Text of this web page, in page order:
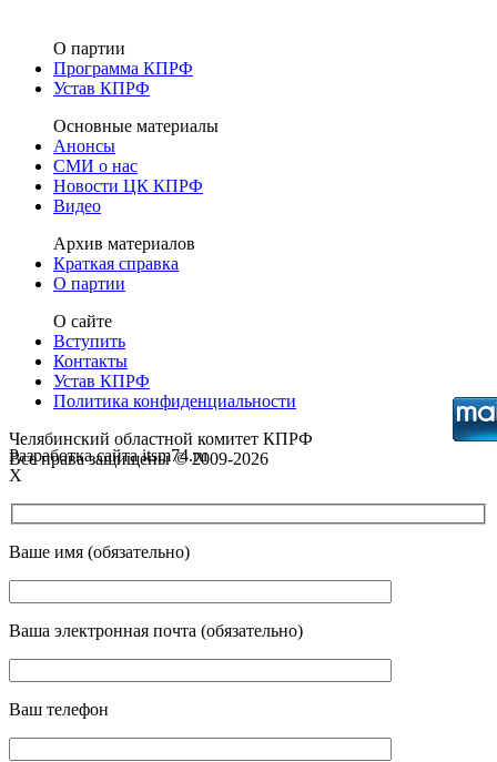
О партии
Программа КПРФ
Устав КПРФ
Основные материалы
Анонсы
СМИ о нас
Новости ЦК КПРФ
Видео
Архив материалов
Краткая справка
О партии
О сайте
Вступить
Контакты
Устав КПРФ
Политика конфиденциальности
Челябинский областной комитет КПРФ
Все права защищены © 2009-2026
Разработка сайта itsm74.ru
X
Ваше имя (обязательно)
Ваша электронная почта (обязательно)
Ваш телефон